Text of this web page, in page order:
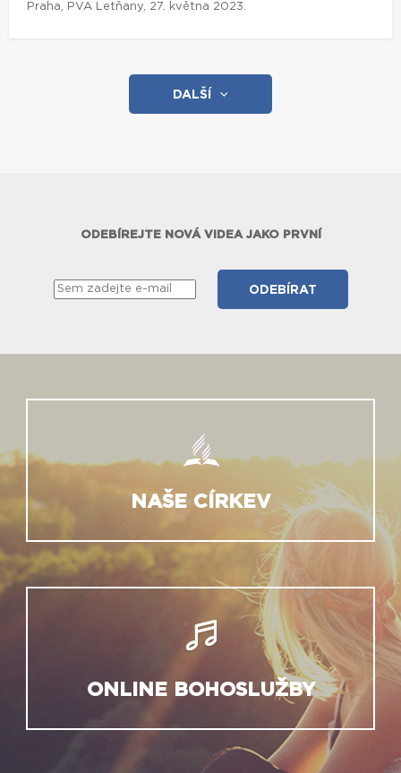
Praha, PVA Letňany, 27. května 2023.
DALŠÍ
ODEBÍREJTE NOVÁ VIDEA JAKO PRVNÍ
NAŠE CÍRKEV
ONLINE BOHOSLUŽBY